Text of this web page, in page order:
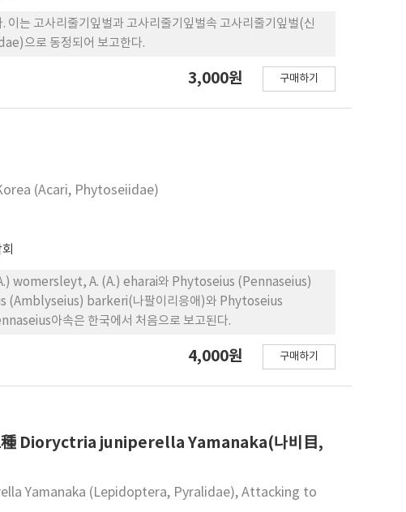
는 고사리줄기잎벌과 고사리줄기잎벌속 고사리줄기잎벌(신
으로 동정되어 보고한다.
3,000원 구매하기
(Acari, Phytoseiidae)
womersleyt, A. (A.) eharai와 Phytoseius (Pennaseius)
(Amblyseius) barkeri(나팔이리응애)와 Phytoseius
아속은 한국에서 처음으로 보고된다.
4,000원 구매하기
1種 Dioryctria juniperella Yamanaka(나비目,
Yamanaka (Lepidoptera, Pyralidae), Attacking to